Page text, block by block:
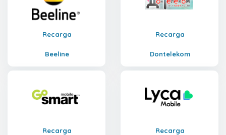
Recarga
Beeline
Recarga
Dontelekom
Recarga Recarga